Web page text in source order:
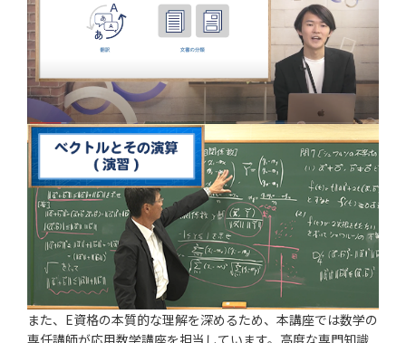
また、E資格の本質的な理解を深めるため、本講座では数学の
専任講師が応用数学講座を担当しています。高度な専門知識